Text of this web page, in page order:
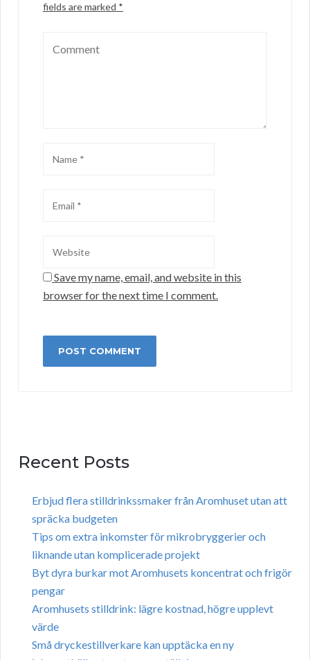
fields are marked *
Save my name, email, and website in this
browser for the next time I comment.
Recent Posts
Erbjud flera stilldrinkssmaker från Aromhuset utan att
spräcka budgeten
Tips om extra inkomster för mikrobryggerier och
liknande utan komplicerade projekt
Byt dyra burkar mot Aromhusets koncentrat och frigör
pengar
Aromhusets stilldrink: lägre kostnad, högre upplevt
värde
Små dryckestillverkare kan upptäcka en ny